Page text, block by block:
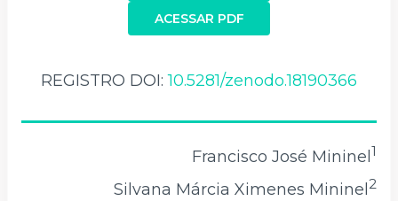
ACESSAR PDF
REGISTRO DOI:10.5281/zenodo.18190366
Francisco José Mininel1
Silvana Márcia Ximenes Mininel2